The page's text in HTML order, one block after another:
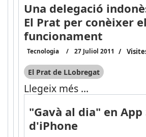
Una delegació
El Prat per conèixer
funcionament
Tecnologia 27 Juliol 2011
El Prat de LLobregat
Llegeix més …
"Gavà al dia" en App
d'iPhone